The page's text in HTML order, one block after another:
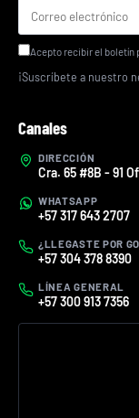
Acepto recibir el boletín
¡Suscríbete a nuestro
Canales
DIRECCIÓN
Cra. 65 #8B - 91
WHATSAPP
+57 317 643 2707
¿LLEGASTE POR
+57 304 378 8390
LÍNEA GENERAL
+57 300 913 7356